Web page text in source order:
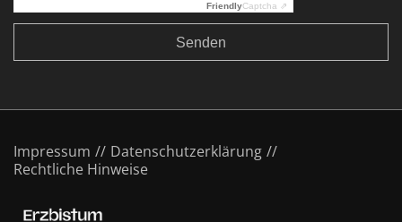
FriendlyCaptcha ⇗
Impressum
Datenschutzerklärung
Rechtliche Hinweise